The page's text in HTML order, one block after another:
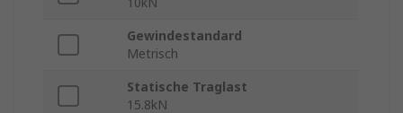
Gewindestandard
Metrisch
Statische Traglast
15.8kN